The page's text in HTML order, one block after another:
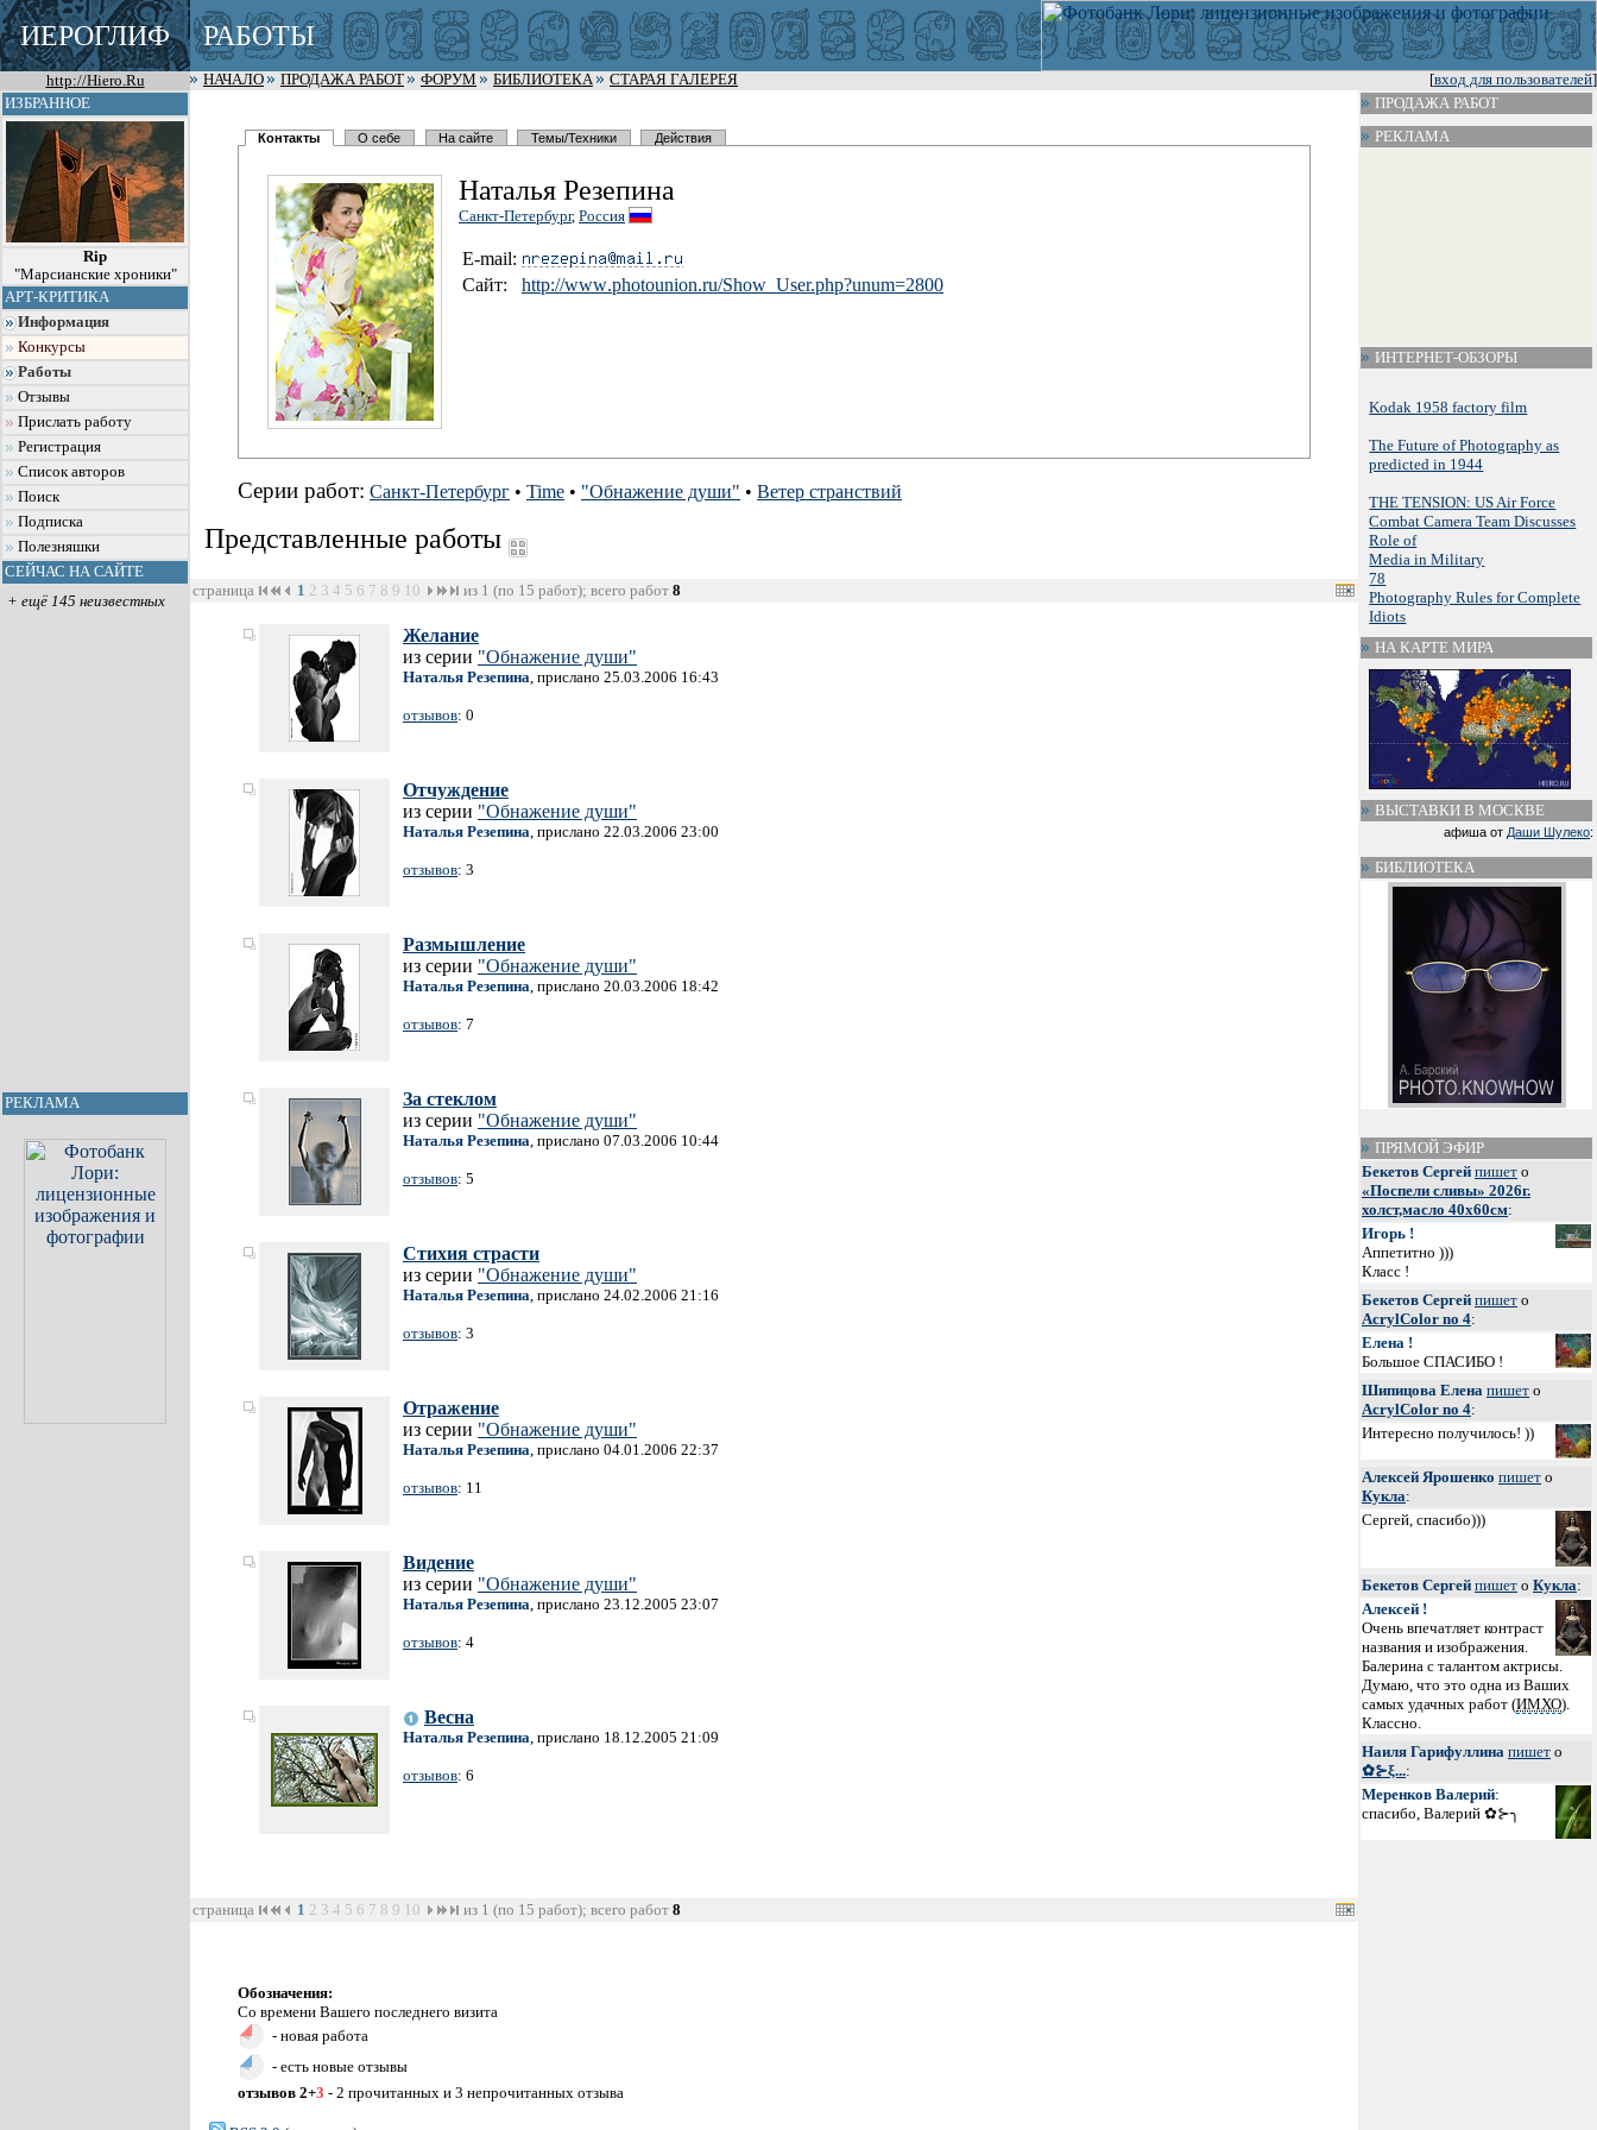
ИЕРОГЛИФ РАБОТЫ
http://Hiero.Ru [вход для пользователей]
НАЧАЛО ПРОДАЖА РАБОТ ФОРУМ БИБЛИОТЕКА
СТАРАЯ ГАЛЕРЕЯ
ИЗБРАННОЕ
Rip
"Марсианские хроники"
АРТ-КРИТИКА
Информация
Конкурсы
Работы
Отзывы
Прислать работу
Регистрация
Список авторов
Поиск
Подписка
Полезняшки
СЕЙЧАС НА САЙТЕ
+ ещё 145 неизвестных
РЕКЛАМА
Контакты О себе На сайте Темы/Техники Действия
Наталья Резепина
Санкт-Петербург, Россия
E-mail:
Сайт:
http://www.photounion.ru/Show_ User.php?unum=2800
Серии работ: Санкт-Петербург • Time • "Обнажение души" • Ветер странствий
Представленные работы
страница 1 2 3 4 5 6 7 8 9 10 из 1 (по 15 работ); всего работ 8
Желание
из серии "Обнажение души"
Наталья Резепина, прислано 25.03.2006 16:43
отзывов: 0
Отчуждение
из серии "Обнажение души"
Наталья Резепина, прислано 22.03.2006 23:00
отзывов: 3
Размышление
из серии "Обнажение души"
Наталья Резепина, прислано 20.03.2006 18:42
отзывов: 7
За стеклом
из серии "Обнажение души"
Наталья Резепина, прислано 07.03.2006 10:44
отзывов: 5
Стихия страсти
из серии "Обнажение души"
Наталья Резепина, прислано 24.02.2006 21:16
отзывов: 3
Отражение
из серии "Обнажение души"
Наталья Резепина, прислано 04.01.2006 22:37
отзывов: 11
Видение
из серии "Обнажение души"
Наталья Резепина, прислано 23.12.2005 23:07
отзывов: 4
Весна
Наталья Резепина, прислано 18.12.2005 21:09
отзывов: 6
страница 1 2 3 4 5 6 7 8 9 10 из 1 (по 15 работ); всего работ 8
Обозначения:
Со времени Вашего последнего визита
- новая работа
- есть новые отзывы
отзывов 2+3 - 2 прочитанных и 3 непрочитанных отзыва
ПРОДАЖА РАБОТ
РЕКЛАМА
ИНТЕРНЕТ-ОБЗОРЫ
Kodak 1958 factory film
The Future of Photography as
predicted in 1944
THE TENSION: US Air Force
Combat Camera Team Discusses
Role of
Media in Military
78
Photography Rules for Complete
Idiots
НА КАРТЕ МИРА
ВЫСТАВКИ В МОСКВЕ
афиша от Даши Шулеко:
БИБЛИОТЕКА
ПРЯМОЙ ЭФИР
Бекетов Сергей пишет о
«Поспели сливы» 2026г.
холст,масло 40х60см:
Игорь !
Аппетитно )))
Класс !
Бекетов Сергей пишет о
AcrylColor no 4:
Елена !
Большое СПАСИБО !
Шипицова Елена пишет о
AcrylColor no 4:
Интересно получилось! ))
Алексей Ярошенко пишет о
Кукла:
Сергей, спасибо)))
Бекетов Сергей пишет о Кукла:
Алексей !
Очень впечатляет контраст
названия и изображения.
Балерина с талантом актрисы.
Думаю, что это одна из Ваших
самых удачных работ (ИМХО).
Классно.
Наиля Гарифуллина пишет о
✿⊱ξ...:
Меренков Валерий:
спасибо, Валерий ✿⊱╮